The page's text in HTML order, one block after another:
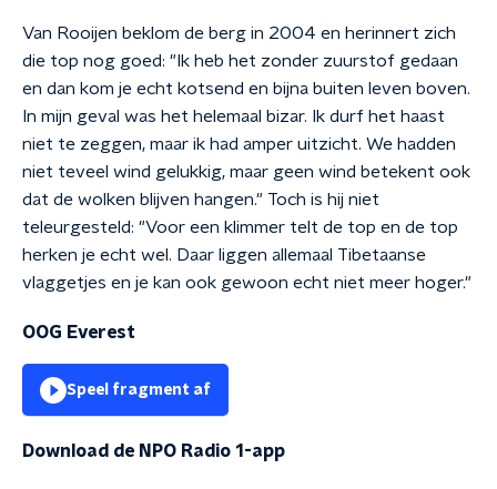
Van Rooijen beklom de berg in 2004 en herinnert zich
die top nog goed: "Ik heb het zonder zuurstof gedaan
en dan kom je echt kotsend en bijna buiten leven boven.
In mijn geval was het helemaal bizar. Ik durf het haast
niet te zeggen, maar ik had amper uitzicht. We hadden
niet teveel wind gelukkig, maar geen wind betekent ook
dat de wolken blijven hangen." Toch is hij niet
teleurgesteld: "Voor een klimmer telt de top en de top
herken je echt wel. Daar liggen allemaal Tibetaanse
vlaggetjes en je kan ook gewoon echt niet meer hoger."
OOG Everest
Speel fragment af
Download de NPO Radio 1-app